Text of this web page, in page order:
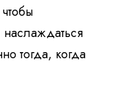
наслаждаться
тогда, когда